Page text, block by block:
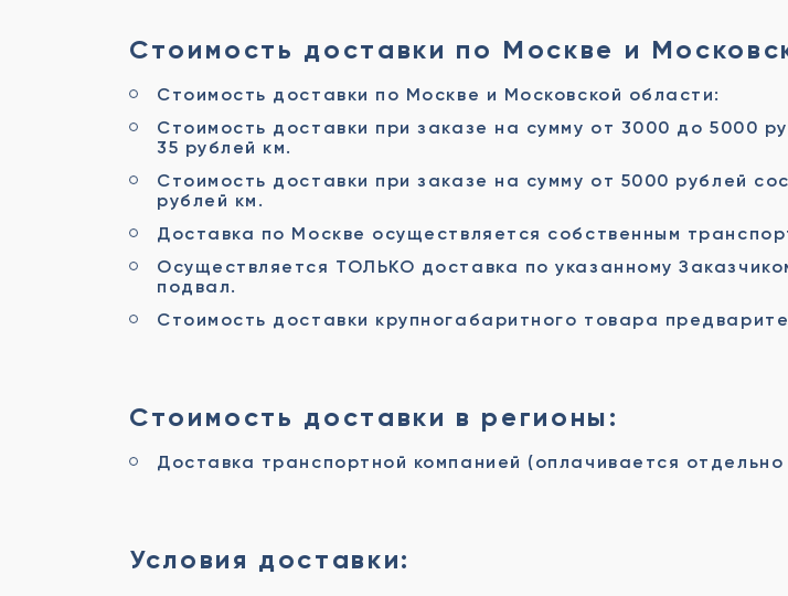
Стоимость доставки по Москве и
Стоимость доставки по Москве и Московской области:
Стоимость доставки при заказе на сумму от 3000 до 5000
35 рублей км.
Стоимость доставки при заказе на сумму от 5000 рублей
рублей км.
Доставка по Москве осуществляется собственным
Осуществляется ТОЛЬКО доставка по указанному
подвал.
Стоимость доставки крупногабаритного товара
Стоимость доставки в регионы:
Доставка транспортной компанией (оплачивается
Условия доставки: